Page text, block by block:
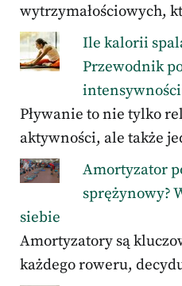
wytrzymałościowych,
Ile kalorii
Przewodnik
intensywności
Pływanie to nie tylko
aktywności, ale także
Amortyzator
sprężynowy?
siebie
Amortyzatory są
każdego roweru,